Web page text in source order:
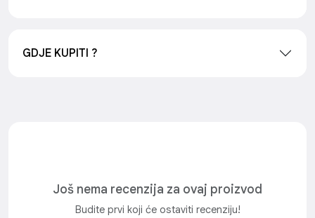
GDJE KUPITI ?
Još nema recenzija za ovaj proizvod
Budite prvi koji će ostaviti recenziju!